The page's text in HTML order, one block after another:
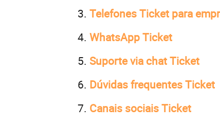
Telefones Ticket para
WhatsApp Ticket
Suporte via chat Ticket
Dúvidas frequentes Ticket
Canais sociais Ticket